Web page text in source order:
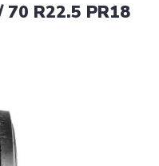
R22.5 PR18